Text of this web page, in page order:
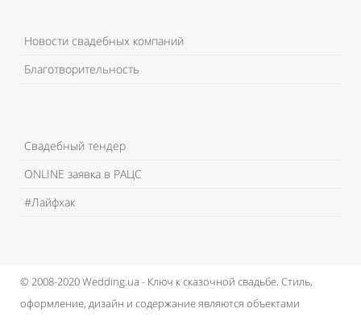
Новости свадебных компаний
Благотворительность
Свадебный тендер
ONLINE заявка в РАЦС
#Лайфхак
© 2008-2020 Wedding.ua - Ключ к сказочной свадьбе. Стиль,
оформление, дизайн и содержание являются объектами